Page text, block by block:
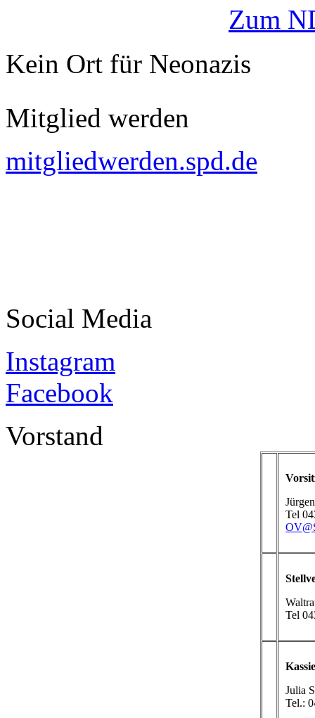
Zum
Kein Ort für Neonazis
Mitglied werden
mitgliedwerden.spd.de
Social Media
Instagram
Facebook
Vorstand
Tel
Tel
Julia
Tel.: